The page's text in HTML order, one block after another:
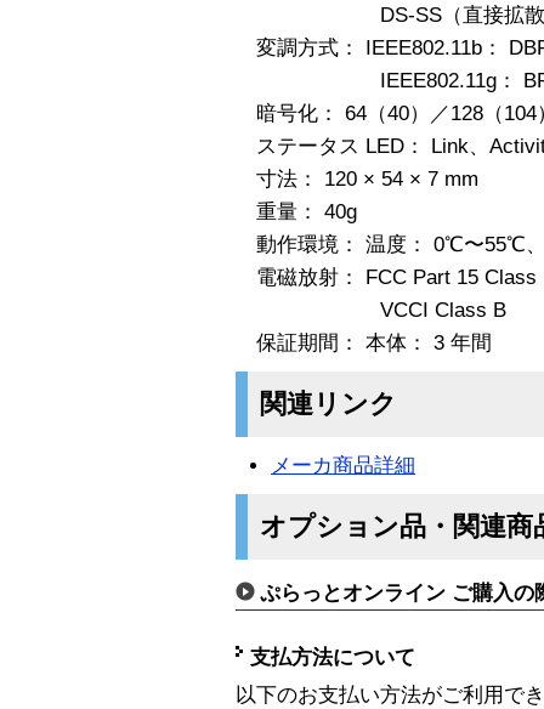
DS-SS（直接拡散型ス
変調方式： IEEE802.11b：
IEEE802.11g： BPSK、
暗号化： 64（40）／128（104
ステータス LED： Link、
寸法： 120 × 54 × 7 mm
重量： 40g
動作環境： 温度： 0℃〜55℃、
電磁放射： FCC Part 15 Class
VCCI Class B
保証期間： 本体： 3 年間
関連リンク
メーカ商品詳細
オプション品・関連商
ぷらっとオンライン ご購入の
支払方法について
以下のお支払い方法がご利用で